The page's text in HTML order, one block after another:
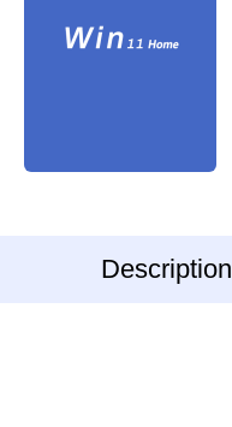
Description